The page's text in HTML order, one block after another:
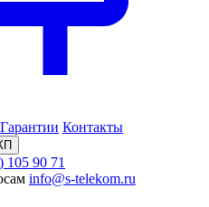
Гарантии Контакты
105 90 71
info@s-telekom.ru